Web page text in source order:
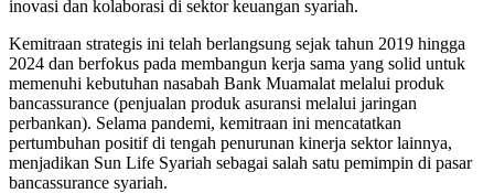
inovasi dan kolaborasi di sektor keuangan syariah.
Kemitraan strategis ini telah berlangsung sejak tahun 2019 hingga
2024 dan berfokus pada membangun kerja sama yang solid untuk
memenuhi kebutuhan nasabah Bank Muamalat melalui produk
bancassurance (penjualan produk asuransi melalui jaringan
perbankan). Selama pandemi, kemitraan ini mencatatkan
pertumbuhan positif di tengah penurunan kinerja sektor lainnya,
menjadikan Sun Life Syariah sebagai salah satu pemimpin di pasar
bancassurance syariah.